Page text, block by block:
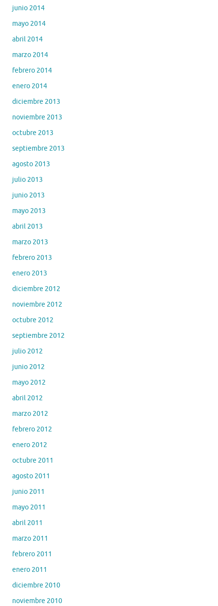
junio 2014
mayo 2014
abril 2014
marzo 2014
febrero 2014
enero 2014
diciembre 2013
noviembre 2013
octubre 2013
septiembre 2013
agosto 2013
julio 2013
junio 2013
mayo 2013
abril 2013
marzo 2013
febrero 2013
enero 2013
diciembre 2012
noviembre 2012
octubre 2012
septiembre 2012
julio 2012
junio 2012
mayo 2012
abril 2012
marzo 2012
febrero 2012
enero 2012
octubre 2011
agosto 2011
junio 2011
mayo 2011
abril 2011
marzo 2011
febrero 2011
enero 2011
diciembre 2010
noviembre 2010